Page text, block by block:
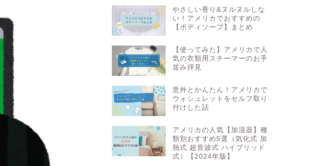
やさしい香り&ヌルヌルしな
い！アメリカでおすすめの
【ボディソープ】まとめ
【使ってみた】アメリカで人
気の衣類用スチーマーのお手
並み拝見
意外とかんたん！アメリカで
ウォシュレットをセルフ取り
付けした話
アメリカの人気【加湿器】種
類別おすすめ5選（気化式 加
熱式 超音波式 ハイブリッド
式）【2024年版】